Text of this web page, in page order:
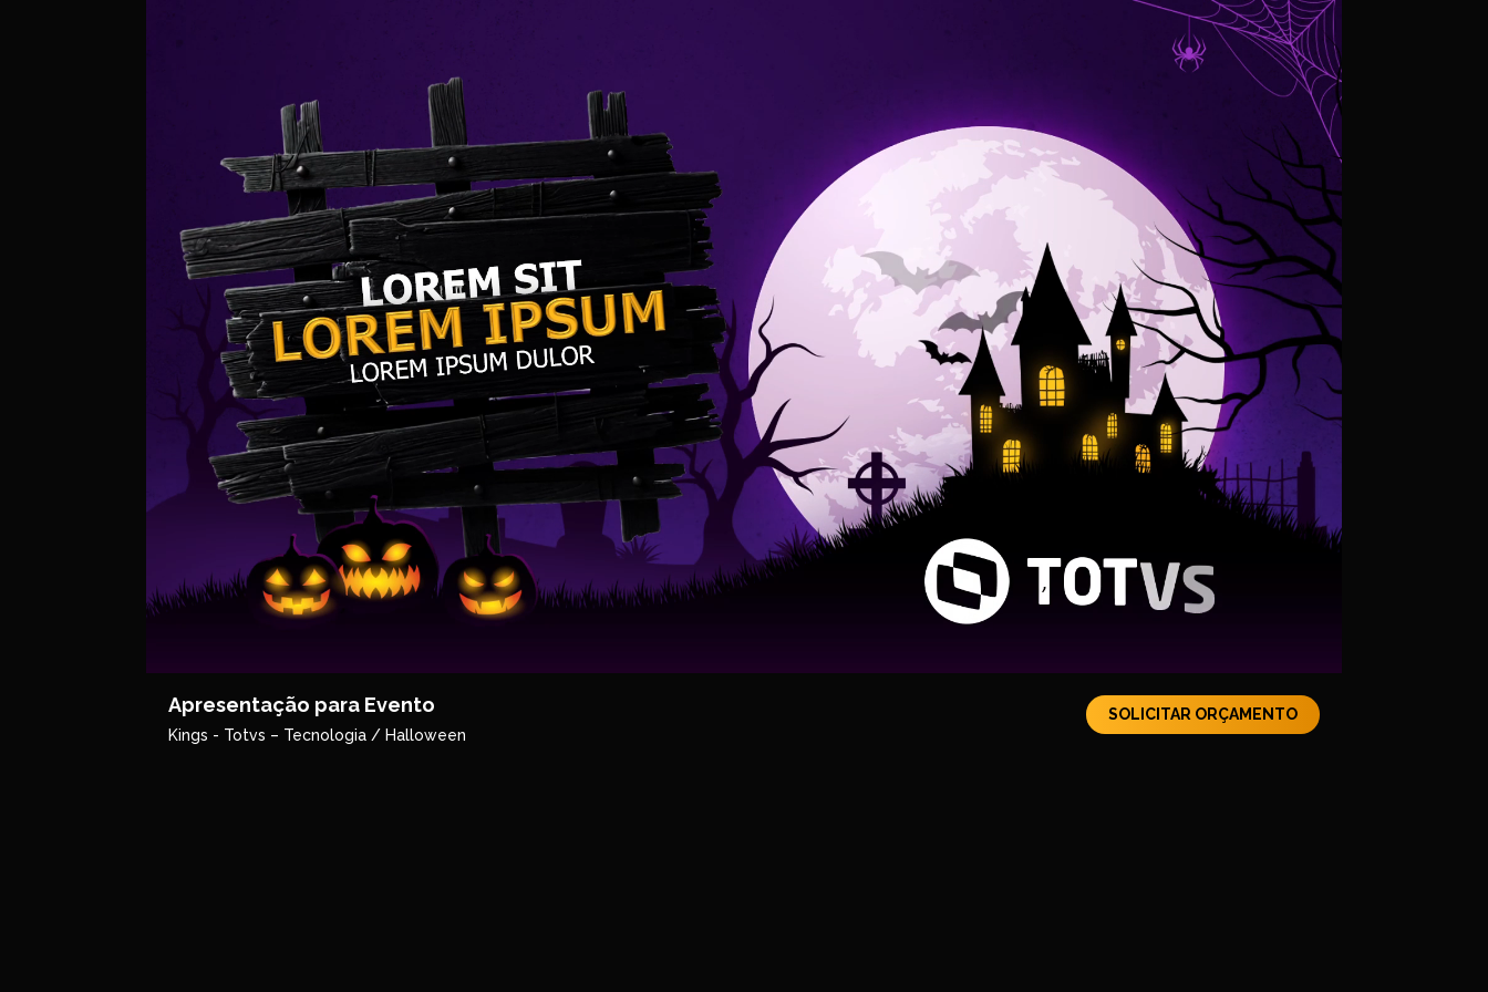
Apresentação para Evento
Kings - Totvs – Tecnologia / Halloween
SOLICITAR ORÇAMENTO